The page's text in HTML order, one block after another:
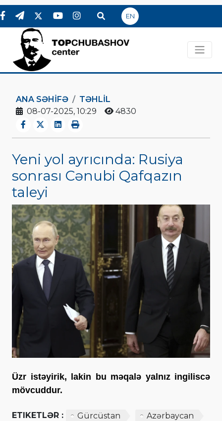
EN
ANA SƏHIFƏ
TƏHLİL
08-07-2025, 10:29
4830
Yeni yol ayrıcında: Rusiya
sonrası Cənubi Qafqazın
taleyi
Üzr istəyirik, lakin bu məqalə yalnız ingiliscə
mövcuddur.
ETIKETLƏR : Gürcüstan
Azərbaycan